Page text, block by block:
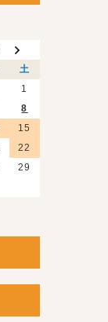
土
1
8
15
22
29